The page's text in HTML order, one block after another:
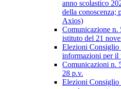
anno scolastico
della conoscenza;
Axios)
Comunicazione n.
istituto del 21
Elezioni Consiglio
informazioni per il
Comunicazioni n.
28 p.v.
Elezioni